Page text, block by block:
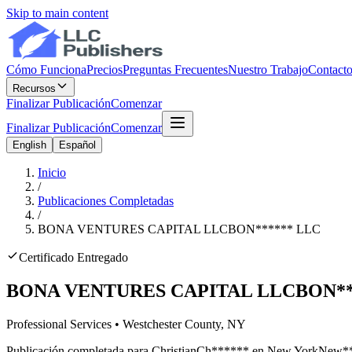
Skip to main content
Cómo FuncionaPreciosPreguntas FrecuentesNuestro TrabajoContacto
Recursos
Finalizar PublicaciónComenzar
Finalizar PublicaciónComenzar
English Español
Inicio
/
Publicaciones Completadas
/
BONA VENTURES CAPITAL LLCBON****** LLC
Certificado Entregado
BONA VENTURES CAPITAL LLCBON
Professional Services • WestchesterCounty, NY